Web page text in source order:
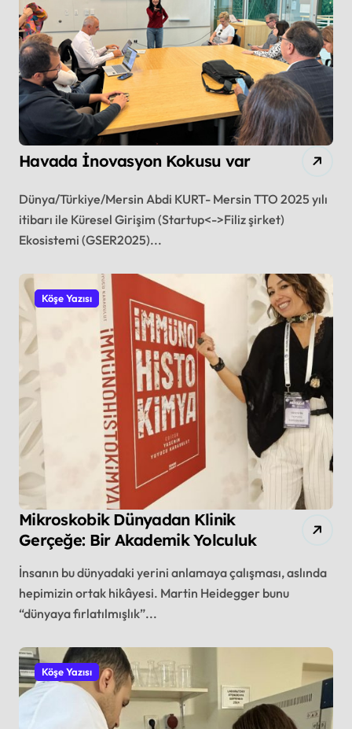
Havada İnovasyon Kokusu var
Dünya/Türkiye/Mersin Abdi KURT- Mersin TTO 2025 yılı
itibarı ile Küresel Girişim (Startup<->Filiz şirket)
Ekosistemi (GSER2025)...
Köşe Yazısı
Mikroskobik Dünyadan Klinik
Gerçeğe: Bir Akademik Yolculuk
İnsanın bu dünyadaki yerini anlamaya çalışması, aslında
hepimizin ortak hikâyesi. Martin Heidegger bunu
“dünyaya fırlatılmışlık”...
Köşe Yazısı